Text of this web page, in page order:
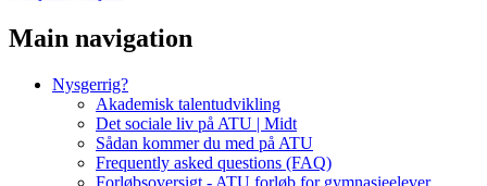
Main navigation
Nysgerrig?
Akademisk talentudvikling
Det sociale liv på ATU | Midt
Sådan kommer du med på ATU
Frequently asked questions (FAQ)
Forløbsoversigt - ATU forløb for gymnasieelever